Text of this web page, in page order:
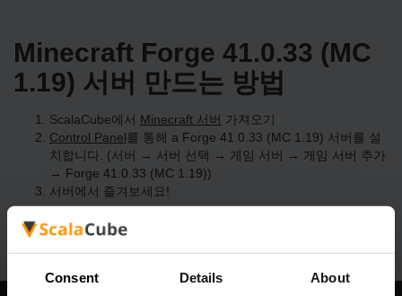
Consent Details About
Minecraft Forge 41.0.33 (MC
1.19) 서버 만드는 방법
ScalaCube에서 Minecraft 서버 가져오기
Control Panel를 통해 a Forge 41.0.33 (MC 1.19) 서버를 설
치합니다. (서버 → 서버 선택 → 게임 서버 → 게임 서버 추가
→ Forge 41.0.33 (MC 1.19))
서버에서 즐겨보세요!